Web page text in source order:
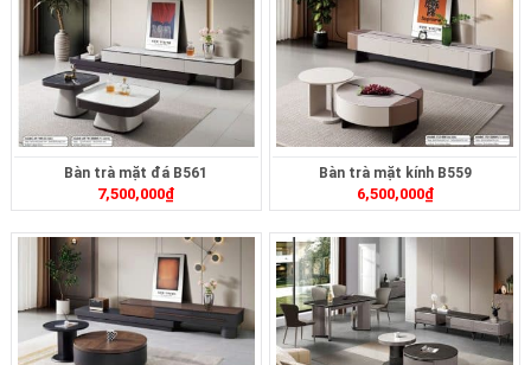
Bàn trà mặt đá B561
7,500,000₫
Bàn trà mặt kính B559
6,500,000₫